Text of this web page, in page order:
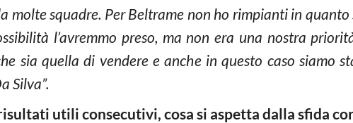
molte squadre. Per Beltrame non ho rimpianti in
l’avremmo preso, ma non era una nostra
sia quella di vendere e anche in questo caso siamo
Silva”.
utili consecutivi, cosa si aspetta dalla sfida